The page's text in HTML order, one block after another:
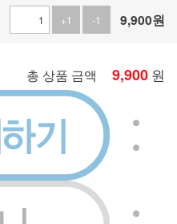
+1
-1 9,900원
총 상품 금액 9,900 원